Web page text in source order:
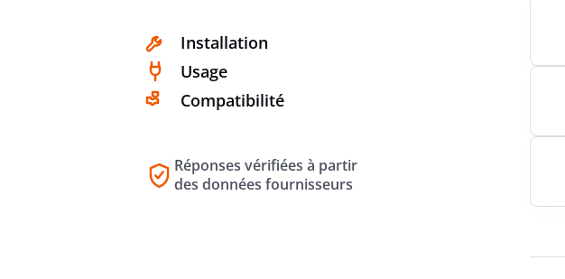
Installation
Usage
Compatibilité
Réponses vérifiées à partir
des données fournisseurs